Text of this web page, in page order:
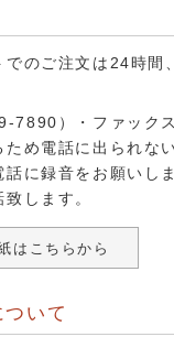
でのご注文は24時間
7890）・ファック
ため電話に出られな
に録音をお願いしま
します。
はこちらから
いて